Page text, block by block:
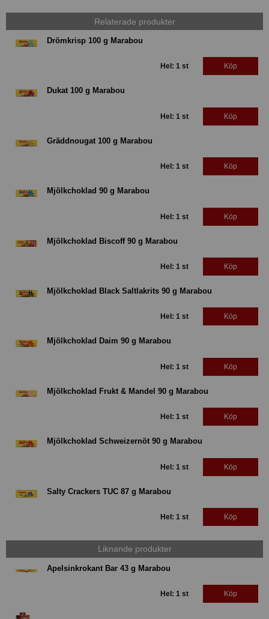
Relaterade produkter
Drömkrisp 100 g Marabou
Hel: 1 st Köp
Dukat 100 g Marabou
Hel: 1 st Köp
Gräddnougat 100 g Marabou
Hel: 1 st Köp
Mjölkchoklad 90 g Marabou
Hel: 1 st Köp
Mjölkchoklad Biscoff 90 g Marabou
Hel: 1 st Köp
Mjölkchoklad Black Saltlakrits 90 g Marabou
Hel: 1 st Köp
Mjölkchoklad Daim 90 g Marabou
Hel: 1 st Köp
Mjölkchoklad Frukt & Mandel 90 g Marabou
Hel: 1 st Köp
Mjölkchoklad Schweizernöt 90 g Marabou
Hel: 1 st Köp
Salty Crackers TUC 87 g Marabou
Hel: 1 st Köp
Liknande produkter
Apelsinkrokant Bar 43 g Marabou
Hel: 1 st Köp